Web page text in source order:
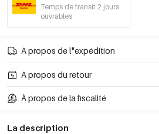
Temps de transit 2 jours
ouvrables
À propos de l"expédition
À propos du retour
À propos de la fiscalité
La description